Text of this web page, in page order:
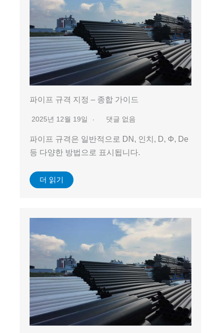
파이프 규격 지정 – 종합 가이드
2025년 12월 19일 댓글 없음
파이프 규격은 일반적으로 DN, 인치, D, Φ, De
등 다양한 방법으로 표시됩니다.
더 읽기